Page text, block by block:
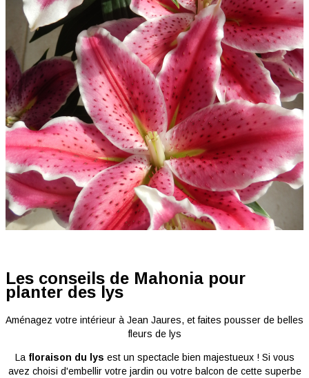
Les conseils de Mahonia pour
planter des lys
Aménagez votre intérieur à Jean Jaures, et faites pousser de belles
fleurs de lys
Lafloraison du lys est un spectacle bien majestueux ! Si vous
avez choisi d'embellir votre jardin ou votre balcon de cette superbe